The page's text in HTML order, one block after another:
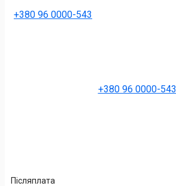
+380 96 0000-543
+380 96 0000-543
Післяплата